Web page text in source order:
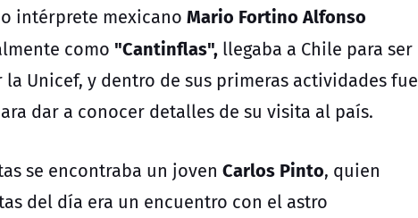
intérprete mexicano Mario Fortino Alfonso
como "Cantinflas", llegaba a Chile para ser
Unicef, y dentro de sus primeras actividades fue
dar a conocer detalles de su visita al país.
se encontraba un joven Carlos Pinto, quien
del día era un encuentro con el astro